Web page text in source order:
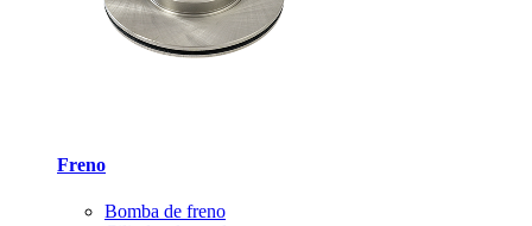
Freno
Bomba de freno